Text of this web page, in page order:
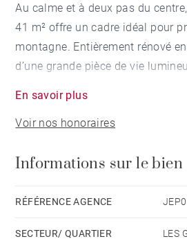
Au calme et à deux pas du
41 m² offre un cadre idéal pour
montagne. Entièrement rénové
d’une grande pièce de vie
sud-est assure une belle
dégagée sur les montagnes.
Vendu meublé, il comprend
couchages permanents.
En savoir plus
Voir nos honoraires
Informations sur le bien
RÉFÉRENCE AGENCE
SECTEUR/ QUARTIER LES